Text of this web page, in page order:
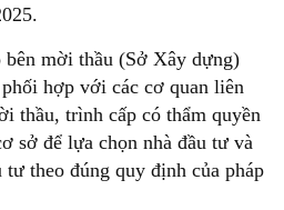
mời thầu (Sở Xây dựng)
hợp với các cơ quan liên
thầu, trình cấp có thẩm quyền
sở để lựa chọn nhà đầu tư và
theo đúng quy định của pháp